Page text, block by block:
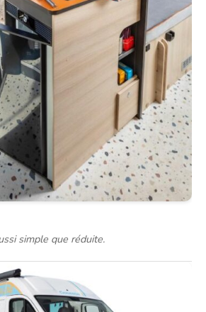
simple que réduite.